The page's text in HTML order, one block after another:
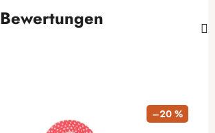
Bewertungen
–20 %